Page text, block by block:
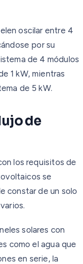
oscilar entre 4
por su
de 4 módulos
1 kW, mientras
de 5 kW.
de
los requisitos de
se
constar de un solo
solares con
como el agua que
en serie, la